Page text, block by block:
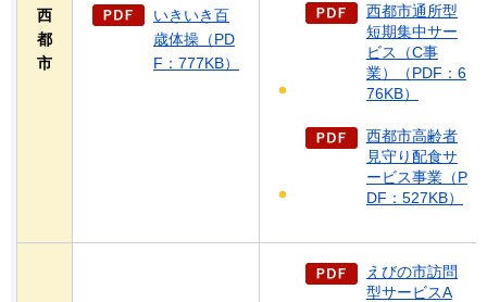
西
都
市
いきいき百
歳体操（PD
F：777KB）
西都市通所型
短期集中サー
ビス（C事
業）（PDF：6
76KB）
西都市高齢者
見守り配食サ
ービス事業（P
DF：527KB）
えびの市訪問
型サービスA